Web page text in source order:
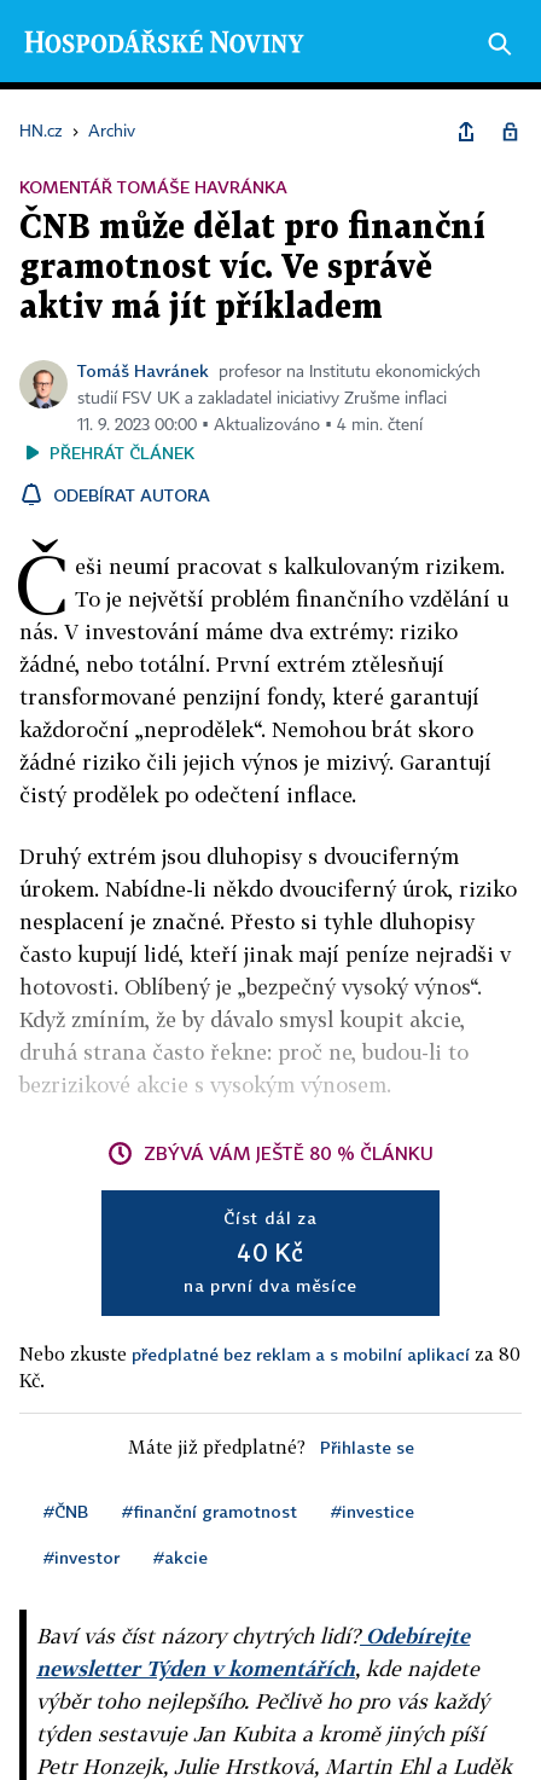
HN.cz › Archiv
KOMENTÁŘ TOMÁŠE HAVRÁNKA
ČNB může dělat pro finanční
gramotnost víc. Ve správě
aktiv má jít příkladem
Tomáš Havránek
profesor na Institutu ekonomických
studií FSV UK a zakladatel iniciativy Zrušme inflaci
11. 9. 2023 00:00 ▪ Aktualizováno ▪ 4 min. čtení
PŘEHRÁT ČLÁNEK
ODEBÍRAT AUTORA
Č eši neumí pracovat s kalkulovaným rizikem.
To je největší problém finančního vzdělání u
nás. V investování máme dva extrémy: riziko
žádné, nebo totální. První extrém ztělesňují
transformované penzijní fondy, které garantují
každoroční „neprodělek“. Nemohou brát skoro
žádné riziko čili jejich výnos je mizivý. Garantují
čistý prodělek po odečtení inflace.
Druhý extrém jsou dluhopisy s dvouciferným
úrokem. Nabídne-li někdo dvouciferný úrok, riziko
nesplacení je značné. Přesto si tyhle dluhopisy
často kupují lidé, kteří jinak mají peníze nejradši v
hotovosti. Oblíbený je „bezpečný vysoký výnos“.
Když zmíním, že by dávalo smysl koupit akcie,
druhá strana často řekne: proč ne, budou-li to
bezrizikové akcie s vysokým výnosem.
ZBÝVÁ VÁM JEŠTĚ 80 % ČLÁNKU
Číst dál za
40 Kč
na první dva měsíce
Nebo zkuste předplatné bez reklam a s mobilní aplikací za 80
Kč.
Máte již předplatné? Přihlaste se
#ČNB #finanční gramotnost #investice
#investor #akcie
Baví vás číst názory chytrých lidí?Odebírejte
newsletter Týden v komentářích, kde najdete
výběr toho nejlepšího. Pečlivě ho pro vás každý
týden sestavuje Jan Kubita a kromě jiných píší
Petr Honzejk, Julie Hrstková, Martin Ehl a Luděk